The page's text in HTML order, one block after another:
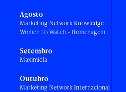
Agosto
Marketing Network Knowledge
Women To Watch - Homenagem
Setembro
Maximídia
Outubro
Marketing Network Internacional